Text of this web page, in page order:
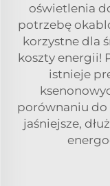
oświetlenia
potrzebę
korzystne dla
koszty energii!
istnieje
porównaniu do
jaśniejsze,